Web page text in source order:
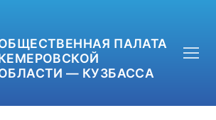
ПАЛАТА
— КУЗБАССА